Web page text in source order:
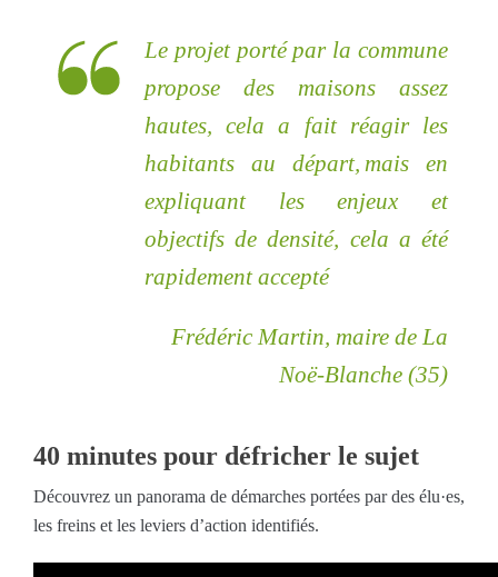
Le projet porté par la commune
propose des maisons assez
hautes, cela a fait réagir les
habitants au départ, mais en
expliquant les enjeux et
objectifs de densité, cela a été
rapidement accepté
Frédéric Martin, maire de La
Noë-Blanche (35)
40 minutes pour défricher le sujet
Découvrez un panorama de démarches portées par des élu·es,
les freins et les leviers d’action identifiés.